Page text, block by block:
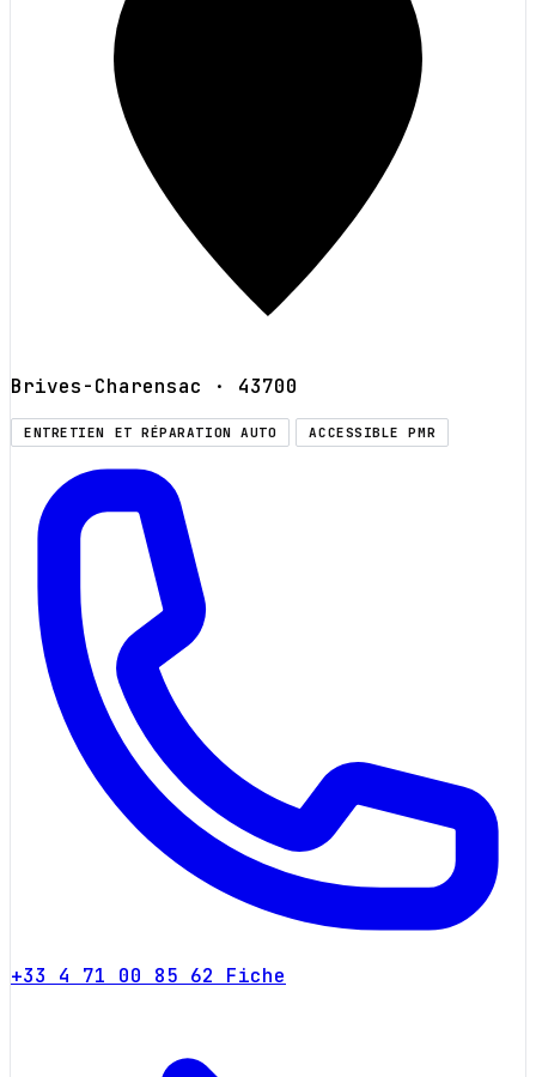
Brives-Charensac · 43700
ENTRETIEN ET RÉPARATION AUTO ACCESSIBLE PMR
+33 4 71 00 85 62 Fiche